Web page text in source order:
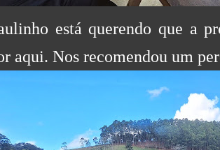
está querendo que a
aqui. Nos recomendou um